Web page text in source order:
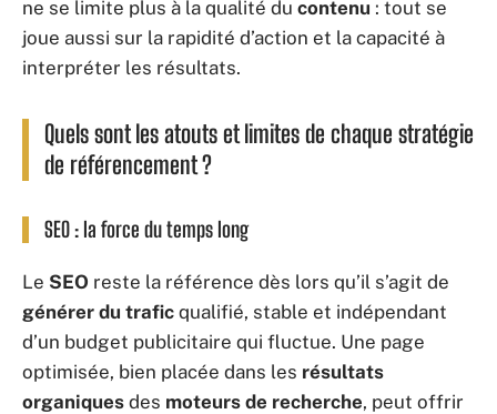
ne se limite plus à la qualité du contenu : tout se
joue aussi sur la rapidité d’action et la capacité à
interpréter les résultats.
Quels sont les atouts et limites de chaque stratégie
de référencement ?
SEO : la force du temps long
Le SEO reste la référence dès lors qu’il s’agit de
générer du trafic qualifié, stable et indépendant
d’un budget publicitaire qui fluctue. Une page
optimisée, bien placée dans les résultats
organiques des moteurs de recherche, peut offrir